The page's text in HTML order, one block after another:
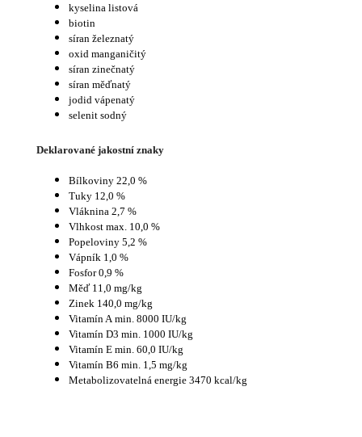
kyselina listová
biotin
síran železnatý
oxid manganičitý
síran zinečnatý
síran měďnatý
jodid vápenatý
selenit sodný
Deklarované jakostní znaky
Bílkoviny 22,0 %
Tuky 12,0 %
Vláknina 2,7 %
Vlhkost max. 10,0 %
Popeloviny 5,2 %
Vápník 1,0 %
Fosfor 0,9 %
Měď 11,0 mg/kg
Zinek 140,0 mg/kg
Vitamín A min. 8000 IU/kg
Vitamín D3 min. 1000 IU/kg
Vitamín E min. 60,0 IU/kg
Vitamín B6 min. 1,5 mg/kg
Metabolizovatelná energie 3470 kcal/kg